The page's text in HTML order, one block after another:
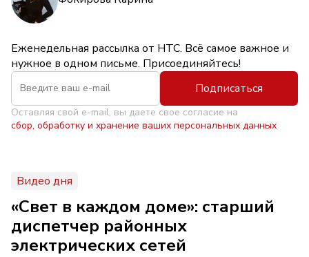
Еженедельная рассылка от НТС. Всё самое важное и
нужное в одном письме. Присоединяйтесь!
Подписаться
Оставляя свой e-mail, вы даете свое согласие на
сбор, обработку и хранение ваших персональных данных
Видео дня
«Свет в каждом доме»: старший
диспетчер районных
электрических сетей